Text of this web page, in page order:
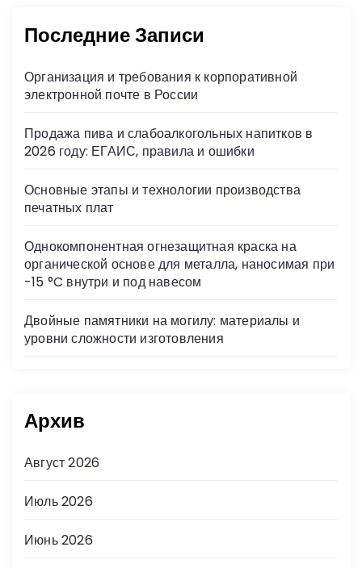
Последние Записи
Организация и требования к корпоративной
электронной почте в России
Продажа пива и слабоалкогольных напитков в
2026 году: ЕГАИС, правила и ошибки
Основные этапы и технологии производства
печатных плат
Однокомпонентная огнезащитная краска на
органической основе для металла, наносимая при
-15 °C внутри и под навесом
Двойные памятники на могилу: материалы и
уровни сложности изготовления
Архив
Август 2026
Июль 2026
Июнь 2026